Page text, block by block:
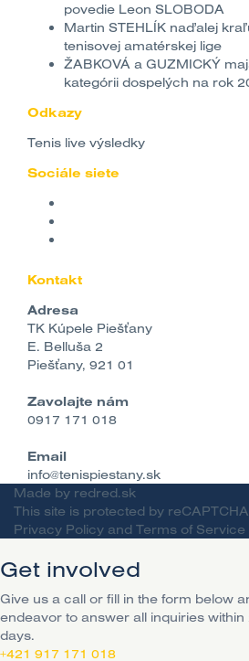
povedie Leon SLOBODA
Martin STEHLÍK naďalej
tenisovej amatérskej lige
ŽABKOVÁ a GUZMICKÝ
kategórii dospelých na rok
Odkazy
Tenis live výsledky
Sociále siete
Kontakt
Adresa
TK Kúpele Piešťany
E. Belluša 2
Piešťany, 921 01
Zavolajte nám
0917 171 018
Email
info@tenispiestany.sk
Made by redred.sk
This site is protected by
Privacy Policy and Terms of Service
Get involved
Give us a call or fill in the form below
endeavor to answer all inquiries
days.
+421 917 171 018